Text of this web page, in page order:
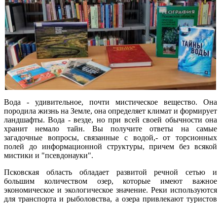
Вода - удивительное, почти мистическое вещество. Она
породила жизнь на Земле, она определяет климат и формирует
ландшафты. Вода - везде, но при всей своей обычности она
хранит немало тайн. Вы получите ответы на самые
загадочные вопросы, связанные с водой,- от торсионных
полей до информационной структуры, причем без всякой
мистики и "псевдонауки".
Псковская область обладает развитой речной сетью и
большим количеством озер, которые имеют важное
экономическое и экологическое значение. Реки используются
для транспорта и рыболовства, а озера привлекают туристов